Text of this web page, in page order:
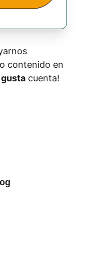
contenido en
gusta cuenta!